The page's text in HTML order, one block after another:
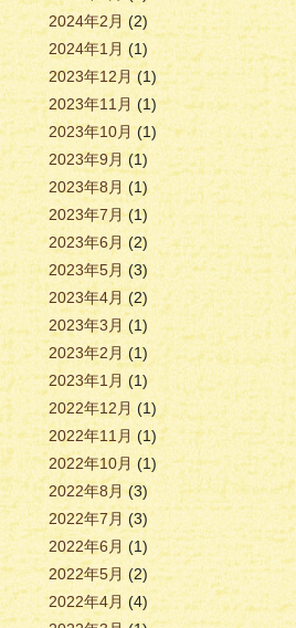
2024年2月(2)
2024年1月 (1)
2023年12月(1)
2023年11月(1)
2023年10月(1)
2023年9月(1)
2023年8月(1)
2023年7月(1)
2023年6月(2)
2023年5月(3)
2023年4月(2)
2023年3月(1)
2023年2月(1)
2023年1月(1)
2022年12月(1)
2022年11月(1)
2022年10月(1)
2022年8月(3)
2022年7月(3)
2022年6月(1)
2022年5月(2)
2022年4月(4)